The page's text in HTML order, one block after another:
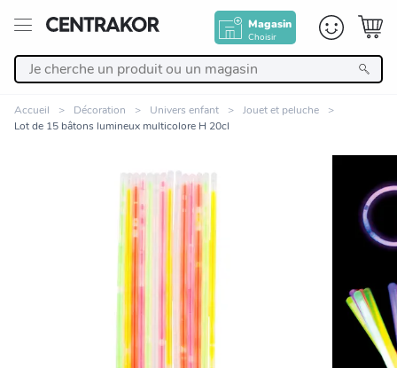
Magasin
Choisir
Décoration
Linge de maison
Cuisine et art de la table
Accueil Décoration Univers enfant
Jouet et peluche
Lot de 15 bâtons lumineux multicolore H 20cl